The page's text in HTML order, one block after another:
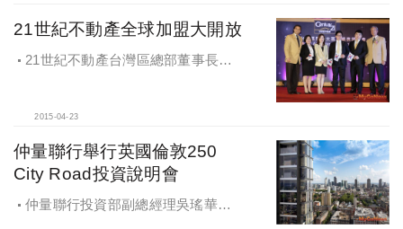
21世紀不動產全球加盟大開放
21世紀不動產台灣區總部董事長王
2015-04-23
仲量聯行舉行英國倫敦250
City Road投資說明會
仲量聯行投資部副總經理吳瑤華表